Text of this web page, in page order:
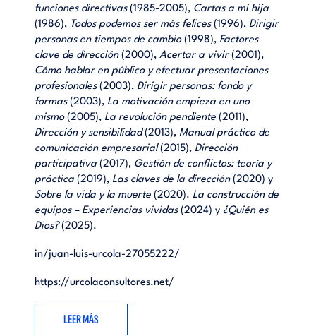
funciones directivas(1985-2005), Cartas a mi hija
(1986), Todos podemos ser más felices(1996), Dirigir
personas en tiempos de cambio(1998), Factores
clave de dirección(2000),Acertar a vivir(2001),
Cómo hablar en público y efectuar presentaciones
profesionales(2003), Dirigir personas: fondo y
formas(2003), La motivación empieza en uno
mismo(2005), La revolución pendiente (2011),
Dirección y sensibilidad(2013), Manual práctico de
comunicación empresarial(2015), Dirección
participativa (2017), Gestión de conflictos: teoría y
práctica (2019), Las claves de la dirección(2020) y
Sobre la vida y la muerte (2020). La construcción de
equipos – Experiencias vividas(2024) y¿Quién es
Dios?(2025).
in/juan-luis-urcola-27055222/
https://urcolaconsultores.net/
LEER MÁS